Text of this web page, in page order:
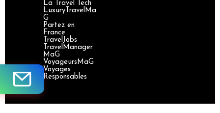
La Travel Tech
LuxuryTravelMa
G
Partez en
France
TravelJobs
TravelManager
MaG
VoyageursMaG
Voyages
Responsables